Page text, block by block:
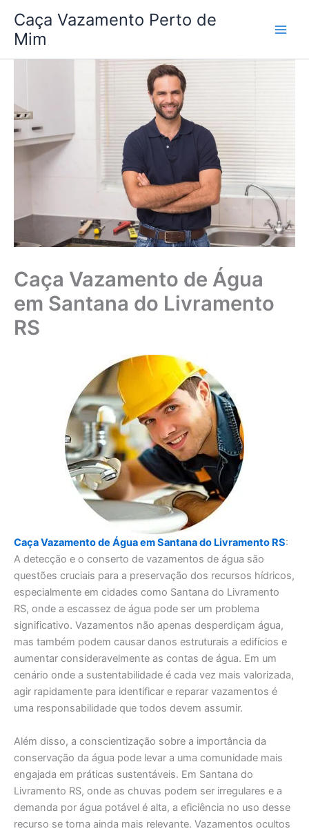
para
conteúdo
Caça Vazamento Perto de
Mim
Caça Vazamento de Água
em Santana do Livramento
RS
Caça Vazamento de Água em Santana do Livramento RS:
A detecção e o conserto de vazamentos de água são
questões cruciais para a preservação dos recursos hídricos,
especialmente em cidades como Santana do Livramento
RS, onde a escassez de água pode ser um problema
significativo. Vazamentos não apenas desperdiçam água,
mas também podem causar danos estruturais a edifícios e
aumentar consideravelmente as contas de água. Em um
cenário onde a sustentabilidade é cada vez mais valorizada,
agir rapidamente para identificar e reparar vazamentos é
uma responsabilidade que todos devem assumir.
Além disso, a conscientização sobre a importância da
conservação da água pode levar a uma comunidade mais
engajada em práticas sustentáveis. Em Santana do
Livramento RS, onde as chuvas podem ser irregulares e a
demanda por água potável é alta, a eficiência no uso desse
recurso se torna ainda mais relevante. Vazamentos ocultos